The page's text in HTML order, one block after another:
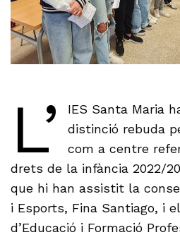
L’
IES Santa Maria
distinció rebuda
com a centre
drets de la infància 2022/
que hi han assistit la
i Esports, Fina Santiago, i
d’Educació i Formació